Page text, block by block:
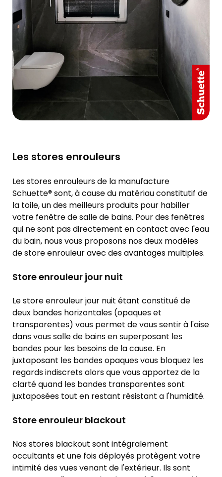
Les stores enrouleurs
Les stores enrouleurs de la manufacture
Schuette® sont, à cause du matériau constitutif de
la toile, un des meilleurs produits pour habiller
votre fenêtre de salle de bains. Pour des fenêtres
qui ne sont pas directement en contact avec l'eau
du bain, nous vous proposons nos deux modèles
de store enrouleur avec des avantages multiples.
Store enrouleur jour nuit
Le store enrouleur jour nuit étant constitué de
deux bandes horizontales (opaques et
transparentes) vous permet de vous sentir à l'aise
dans vous salle de bains en superposant les
bandes pour les besoins de la cause. En
juxtaposant les bandes opaques vous bloquez les
regards indiscrets alors que vous apportez de la
clarté quand les bandes transparentes sont
juxtaposées tout en restant résistant a l'humidité.
Store enrouleur blackout
Nos stores blackout sont intégralement
occultants et une fois déployés protègent votre
intimité des vues venant de l'extérieur. Ils sont